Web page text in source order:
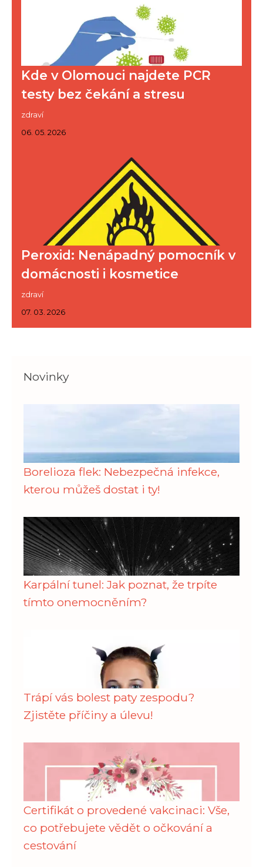
Kde v Olomouci najdete PCR
testy bez čekání a stresu
zdraví
06. 05. 2026
Peroxid: Nenápadný pomocník v
domácnosti i kosmetice
zdraví
07. 03. 2026
Novinky
Borelioza flek: Nebezpečná infekce,
kterou můžeš dostat i ty!
Karpální tunel: Jak poznat, že trpíte
tímto onemocněním?
Trápí vás bolest paty zespodu?
Zjistěte příčiny a úlevu!
Certifikát o provedené vakcinaci: Vše,
co potřebujete vědět o očkování a
cestování